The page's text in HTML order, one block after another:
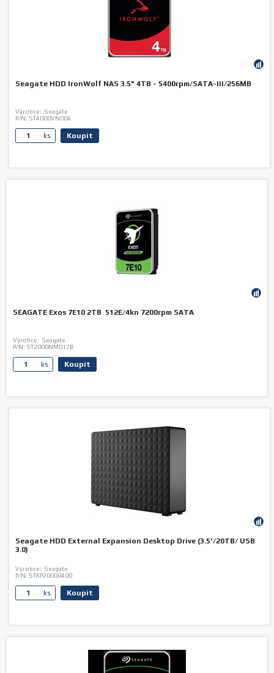
Seagate HDD IronWolf NAS 3.5" 4TB - 5400rpm/SATA-III/256MB
Výrobce: Seagate
P/N: ST4000VN006
ks. Koupit
SEAGATE Exos 7E10 2TB 512E/4kn 7200rpm SATA
Výrobce: Seagate
P/N: ST2000NM017B
ks. Koupit
Seagate HDD External Expansion Desktop Drive (3.5'/20TB/ USB
3.0)
Výrobce: Seagate
P/N: STKP20000400
ks. Koupit